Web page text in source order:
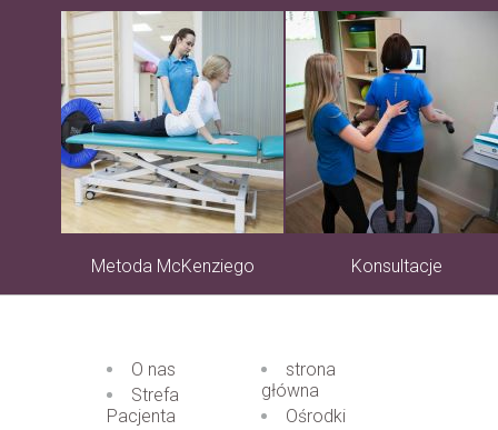
Metoda McKenziego Konsultacje
O nas
Strefa
Pacjenta
strona
główna
Ośrodki